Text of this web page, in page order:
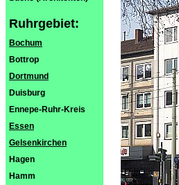
Ruhrgebiet:
Bochum
Bottrop
Dortmund
Duisburg
Ennepe-Ruhr-Kreis
Essen
Gelsenkirchen
Hagen
Hamm